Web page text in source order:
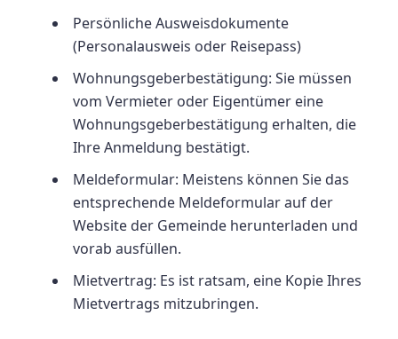
Persönliche Ausweisdokumente
(Personalausweis oder Reisepass)
Wohnungsgeberbestätigung: Sie müssen
vom Vermieter oder Eigentümer eine
Wohnungsgeberbestätigung erhalten, die
Ihre Anmeldung bestätigt.
Meldeformular: Meistens können Sie das
entsprechende Meldeformular auf der
Website der Gemeinde herunterladen und
vorab ausfüllen.
Mietvertrag: Es ist ratsam, eine Kopie Ihres
Mietvertrags mitzubringen.